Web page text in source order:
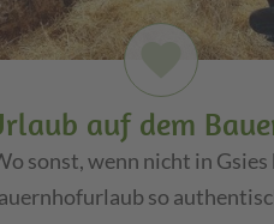
auf dem
sonst, wenn nicht in
so